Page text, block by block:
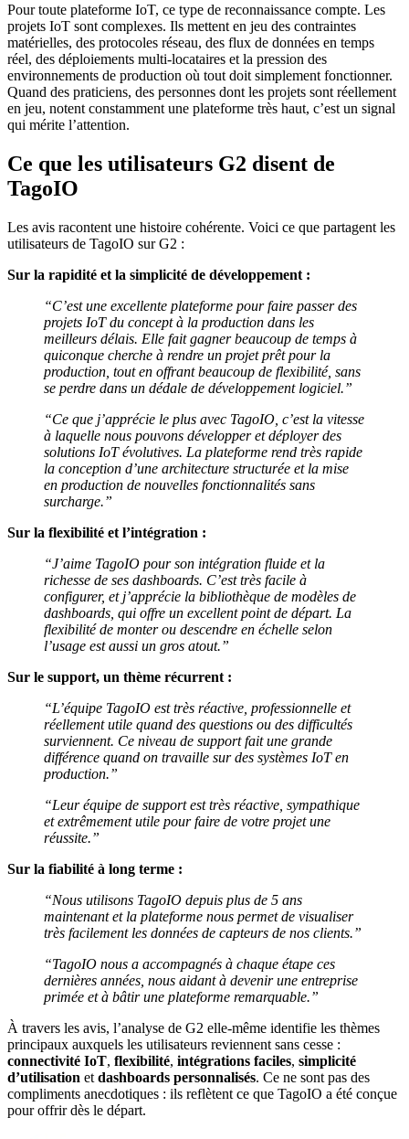
Pour toute plateforme IoT, ce type de reconnaissance compte. Les
projets IoT sont complexes. Ils mettent en jeu des contraintes
matérielles, des protocoles réseau, des flux de données en temps
réel, des déploiements multi-locataires et la pression des
environnements de production où tout doit simplement fonctionner.
Quand des praticiens, des personnes dont les projets sont réellement
en jeu, notent constamment une plateforme très haut, c’est un signal
qui mérite l’attention.
Ce que les utilisateurs G2 disent de
TagoIO
Les avis racontent une histoire cohérente. Voici ce que partagent les
utilisateurs de TagoIO sur G2 :
Sur la rapidité et la simplicité de développement :
“C’est une excellente plateforme pour faire passer des
projets IoT du concept à la production dans les
meilleurs délais. Elle fait gagner beaucoup de temps à
quiconque cherche à rendre un projet prêt pour la
production, tout en offrant beaucoup de flexibilité, sans
se perdre dans un dédale de développement logiciel.”
“Ce que j’apprécie le plus avec TagoIO, c’est la vitesse
à laquelle nous pouvons développer et déployer des
solutions IoT évolutives. La plateforme rend très rapide
la conception d’une architecture structurée et la mise
en production de nouvelles fonctionnalités sans
surcharge.”
Sur la flexibilité et l’intégration :
“J’aime TagoIO pour son intégration fluide et la
richesse de ses dashboards. C’est très facile à
configurer, et j’apprécie la bibliothèque de modèles de
dashboards, qui offre un excellent point de départ. La
flexibilité de monter ou descendre en échelle selon
l’usage est aussi un gros atout.”
Sur le support, un thème récurrent :
“L’équipe TagoIO est très réactive, professionnelle et
réellement utile quand des questions ou des difficultés
surviennent. Ce niveau de support fait une grande
différence quand on travaille sur des systèmes IoT en
production.”
“Leur équipe de support est très réactive, sympathique
et extrêmement utile pour faire de votre projet une
réussite.”
Sur la fiabilité à long terme :
“Nous utilisons TagoIO depuis plus de 5 ans
maintenant et la plateforme nous permet de visualiser
très facilement les données de capteurs de nos clients.”
“TagoIO nous a accompagnés à chaque étape ces
dernières années, nous aidant à devenir une entreprise
primée et à bâtir une plateforme remarquable.”
À travers les avis, l’analyse de G2 elle-même identifie les thèmes
principaux auxquels les utilisateurs reviennent sans cesse :
connectivité IoT, flexibilité, intégrations faciles, simplicité
d’utilisation et dashboards personnalisés. Ce ne sont pas des
compliments anecdotiques : ils reflètent ce que TagoIO a été conçue
pour offrir dès le départ.